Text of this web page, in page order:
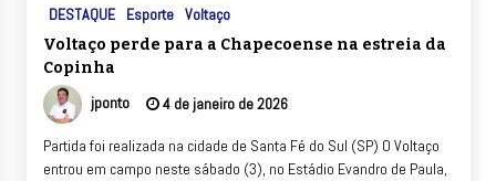
DESTAQUE Esporte Voltaço
Voltaço perde para a Chapecoense na estreia da
Copinha
jponto 4 de janeiro de 2026
Partida foi realizada na cidade de Santa Fé do Sul (SP) O Voltaço
entrou em campo neste sábado (3), no Estádio Evandro de Paula,